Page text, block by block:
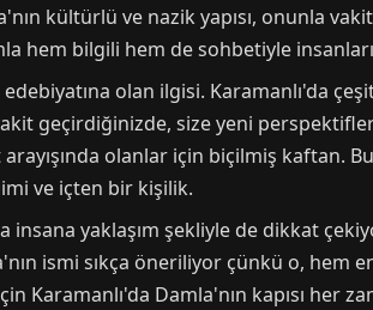
kültürlü ve nazik yapısı, onunla
hem bilgili hem de sohbetiyle
olan ilgisi. Karamanlı'da
geçirdiğinizde, size yeni
olanlar için biçilmiş kaftan.
ve içten bir kişilik.
insana yaklaşım şekliyle de dikkat
ismi sıkça öneriliyor çünkü o, hem
Karamanlı'da Damla'nın kapısı her